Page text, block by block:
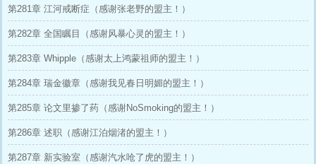
第281章 江河戒断症（感谢张老野的盟主！）
第282章 全国瞩目（感谢风暴心灵的盟主！）
第283章 Whipple（感谢太上鸿蒙祖师的盟主！）
第284章 瑞金徽章（感谢我见春日明媚的盟主！）
第285章 论文里掺了药（感谢NoSmoking的盟主！）
第286章 述职（感谢江泊烟渚的盟主！）
第287章 新实验室（感谢汽水呛了虎的盟主！）